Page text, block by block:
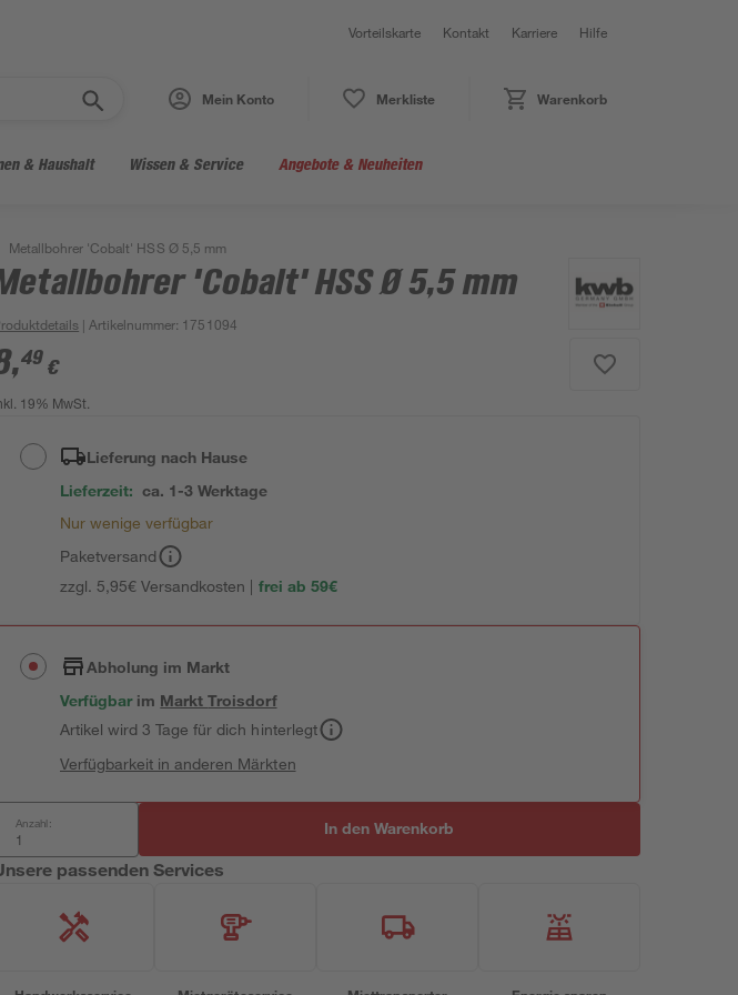
Vorteilskarte Kontakt Karriere Hilfe
Mein Konto Merkliste Warenkorb
& Haushalt Wissen & Service Angebote & Neuheiten
Metallbohrer 'Cobalt' HSS Ø 5,5 mm
'Cobalt' HSS Ø 5,5 mm
| Artikelnummer: 1751094
,49 €
19% MwSt.
Lieferung nach Hause
Lieferzeit: ca. 1-3 Werktage
Nur wenige verfügbar
Paketversand
zzgl. 5,95€ Versandkosten | frei ab 59€
Abholung im Markt
Verfügbar im MarktTroisdorf
Artikel wird 3 Tage für dich hinterlegt
Verfügbarkeit in anderen Märkten
Anzahl: In den Warenkorb
passenden Services